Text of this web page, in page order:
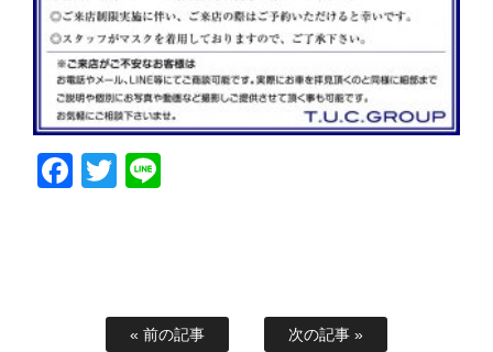
Facebook
Twitter
« 前の記事 次の記事 »